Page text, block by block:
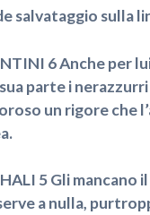
salvataggio sulla
6 Anche per
parte i
un rigore che
5 Gli mancano
a nulla,